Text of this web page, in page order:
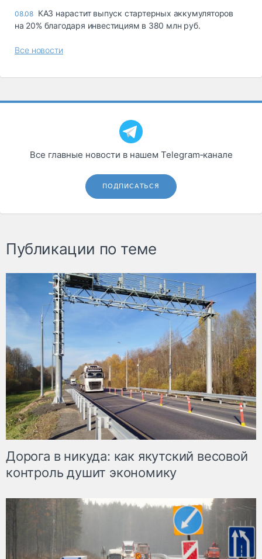
08.08 КАЗ нарастит выпуск стартерных аккумуляторов
на 20% благодаря инвестициям в 380 млн руб.
Все новости
Все главные новости в нашем Telegram‑канале
ПОДПИСАТЬСЯ
Публикации по теме
Дорога в никуда: как якутский весовой
контроль душит экономику